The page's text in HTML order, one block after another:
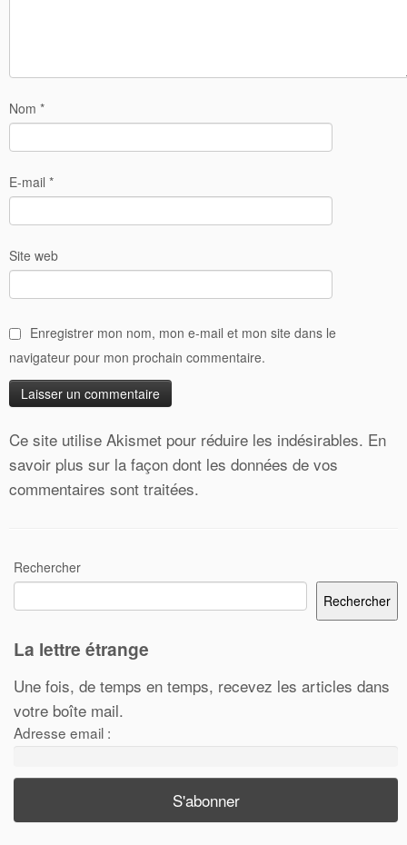
Nom *
E-mail *
Site web
Enregistrer mon nom, mon e-mail et mon site dans le
navigateur pour mon prochain commentaire.
Ce site utilise Akismet pour réduire les indésirables. En
savoir plus sur la façon dont les données de vos
commentaires sont traitées.
Rechercher
Rechercher
La lettre étrange
Une fois, de temps en temps, recevez les articles dans
votre boîte mail.
Adresse email :